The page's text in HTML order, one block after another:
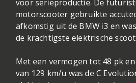
voor serieproductie. De
motorscooter gebruikte
afkomstig uit de BMW i3 en
de krachtigste elektrische
Met een vermogen tot 48 pk
van 129 km/u was de C